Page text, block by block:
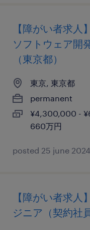
【障がい者求人
ソフトウェア開
（東京都）
東京, 東京都
permanent
¥4,300,000 -
660万円
posted 25 june 2024
【障がい者求
ジニア（契約社